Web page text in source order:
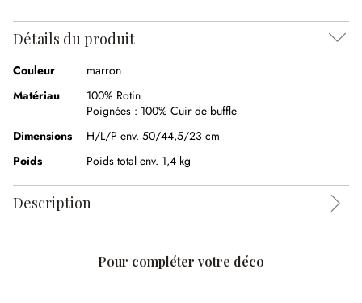
Détails du produit
Couleur
marron
Matériau
100% Rotin
Poignées : 100% Cuir de buffle
Dimensions
H/L/P env. 50/44,5/23 cm
Poids
Poids total env. 1,4 kg
Description
Pour compléter votre déco